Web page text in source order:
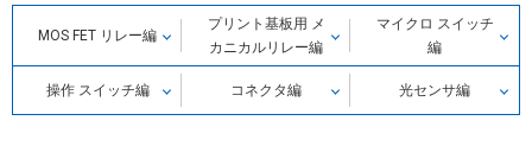
MOS FET リレー編
プリント基板用 メ
カニカルリレー編
マイクロ スイッチ
編
操作 スイッチ編 コネクタ編 光センサ編